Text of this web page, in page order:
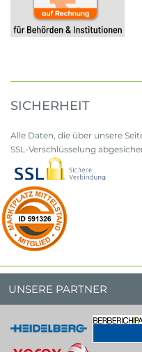
SICHERHEIT
Alle Daten, die über unsere
SSL-Verschlüsselung
UNSERE PARTNER